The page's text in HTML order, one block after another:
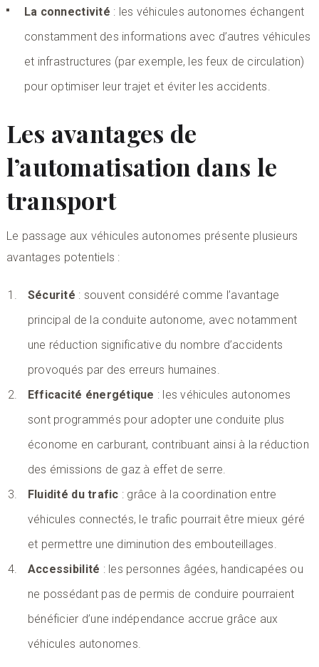
La connectivité : les véhicules autonomes échangent
constamment des informations avec d’autres véhicules
et infrastructures (par exemple, les feux de circulation)
pour optimiser leur trajet et éviter les accidents.
Les avantages de
l’automatisation dans le
transport
Le passage aux véhicules autonomes présente plusieurs
avantages potentiels :
Sécurité : souvent considéré comme l’avantage
principal de la conduite autonome, avec notamment
une réduction significative du nombre d’accidents
provoqués par des erreurs humaines.
Efficacité énergétique : les véhicules autonomes
sont programmés pour adopter une conduite plus
économe en carburant, contribuant ainsi à la réduction
des émissions de gaz à effet de serre.
Fluidité du trafic : grâce à la coordination entre
véhicules connectés, le trafic pourrait être mieux géré
et permettre une diminution des embouteillages.
Accessibilité : les personnes âgées, handicapées ou
ne possédant pas de permis de conduire pourraient
bénéficier d’une indépendance accrue grâce aux
véhicules autonomes.